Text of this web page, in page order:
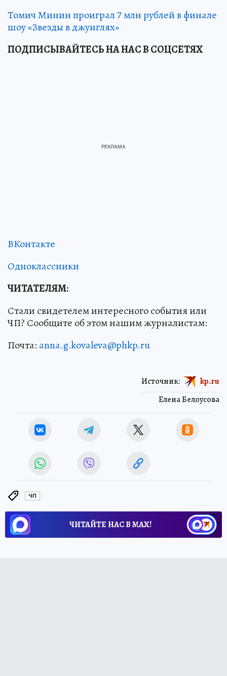
Томич Минин проиграл 7 млн рублей в финале
шоу «Звезды в джунглях»
ПОДПИСЫВАЙТЕСЬ НА НАС В СОЦСЕТЯХ
ВКонтакте
Одноклассники
ЧИТАТЕЛЯМ:
Стали свидетелем интересного события или
ЧП? Сообщите об этом нашим журналистам:
Почта: anna.g.kovaleva@phkp.ru
Елена Белоусова
Источник: kp.ru
ЧП
ЧИТАЙТЕ НАС В МАХ!